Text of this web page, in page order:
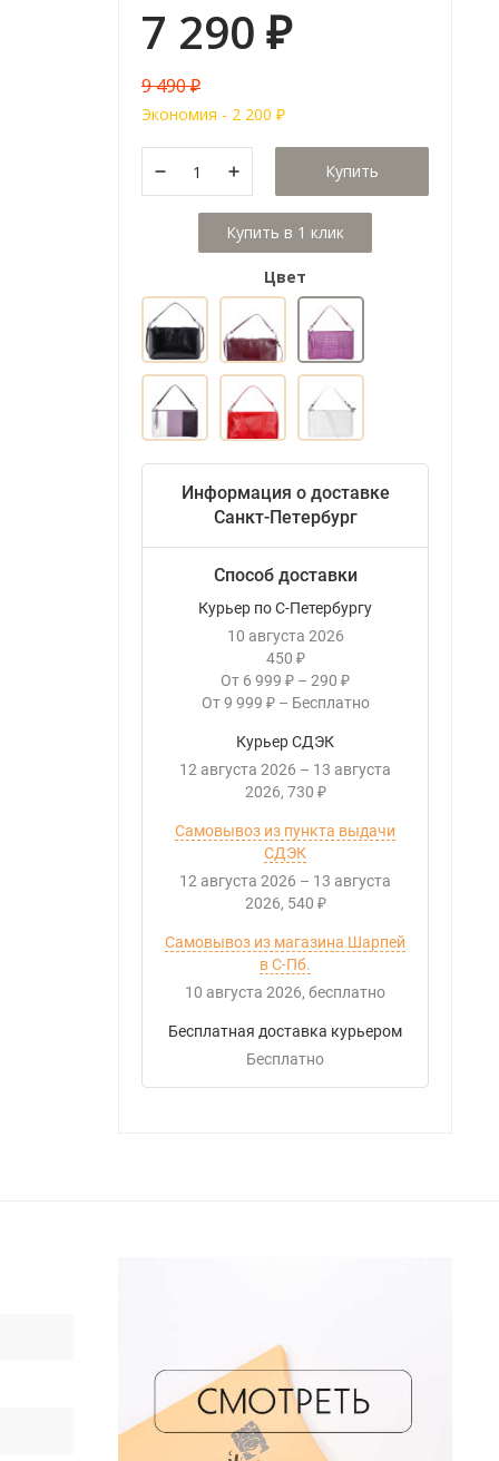
7 290 ₽
9 490₽
Экономия - 2 200 ₽
Купить
Цвет
Информация о доставке
Санкт-Петербург
Способ доставки
Курьер по С-Петербургу
10 августа 2026
450 ₽
От 6 999 ₽ – 290 ₽
От 9 999 ₽ – Бесплатно
Курьер СДЭК
12 августа 2026 – 13 августа
2026 730 ₽
Самовывоз из пункта выдачи
СДЭК
12 августа 2026 – 13 августа
2026 540 ₽
Самовывоз из магазина Шарпей
в С-Пб.
10 августа 2026
Бесплатно
Бесплатная доставка курьером
Бесплатно